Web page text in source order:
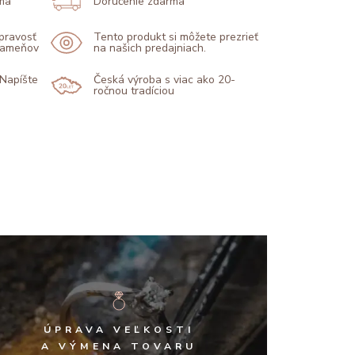
Tento produkt si môžete prezrieť
na našich predajniach.
Česká výroba s viac ako 20-
ročnou tradíciou
ÚPRAVA VEĽKOSTI
A VÝMENA TOVARU